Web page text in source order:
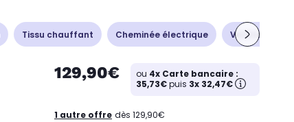
Tissu chauffant Cheminée électrique Ventilation -
129,90€ ou 4x Carte bancaire :
35,73€puis 3x 32,47€
1 autre offre dès 129,90€